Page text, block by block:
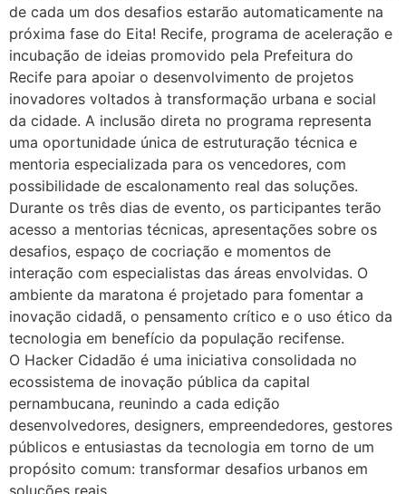
de cada um dos desafios estarão automaticamente na
próxima fase do Eita! Recife, programa de aceleração e
incubação de ideias promovido pela Prefeitura do
Recife para apoiar o desenvolvimento de projetos
inovadores voltados à transformação urbana e social
da cidade. A inclusão direta no programa representa
uma oportunidade única de estruturação técnica e
mentoria especializada para os vencedores, com
possibilidade de escalonamento real das soluções.
Durante os três dias de evento, os participantes terão
acesso a mentorias técnicas, apresentações sobre os
desafios, espaço de cocriação e momentos de
interação com especialistas das áreas envolvidas. O
ambiente da maratona é projetado para fomentar a
inovação cidadã, o pensamento crítico e o uso ético da
tecnologia em benefício da população recifense.
O Hacker Cidadão é uma iniciativa consolidada no
ecossistema de inovação pública da capital
pernambucana, reunindo a cada edição
desenvolvedores, designers, empreendedores, gestores
públicos e entusiastas da tecnologia em torno de um
propósito comum: transformar desafios urbanos em
soluções reais.